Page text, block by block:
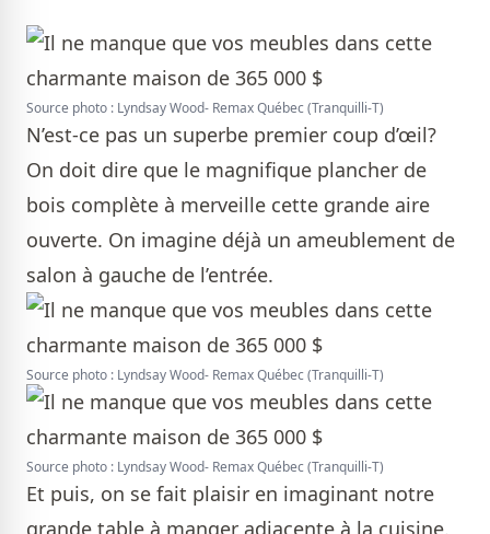
Source photo : Lyndsay Wood- Remax Québec (Tranquilli-T)
N’est-ce pas un superbe premier coup d’œil?
On doit dire que le magnifique plancher de
bois complète à merveille cette grande aire
ouverte. On imagine déjà un ameublement de
salon à gauche de l’entrée.
Source photo : Lyndsay Wood- Remax Québec (Tranquilli-T)
Source photo : Lyndsay Wood- Remax Québec (Tranquilli-T)
Et puis, on se fait plaisir en imaginant notre
grande table à manger adjacente à la cuisine.